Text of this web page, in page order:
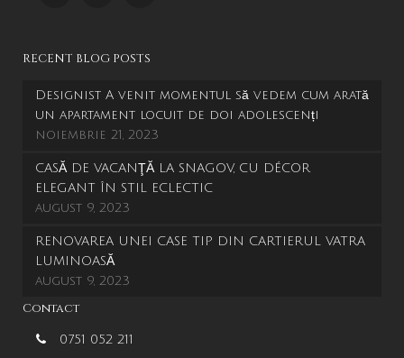
RECENT BLOG POSTS
Designist A venit momentul să vedem cum arată
un apartament locuit de doi adolescenți
noiembrie 21, 2023
CASĂ DE VACANŢĂ LA SNAGOV, CU DÉCOR
ELEGANT ÎN STIL ECLECTIC
august 9, 2023
RENOVAREA UNEI CASE TIP DIN CARTIERUL VATRA
LUMINOASĂ
august 9, 2023
Contact
0751 052 211